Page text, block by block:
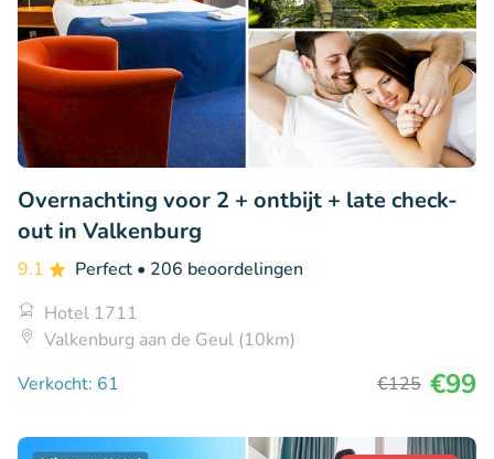
Overnachting voor 2 + ontbijt + late check-
out in Valkenburg
9.1 Perfect • 206 beoordelingen
Hotel 1711
Valkenburg aan de Geul (10km)
Verkocht: 61
€125 €99